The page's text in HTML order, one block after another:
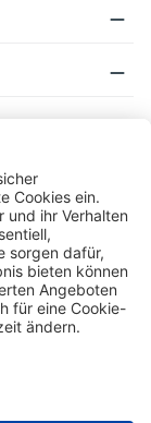
Gewerbe und